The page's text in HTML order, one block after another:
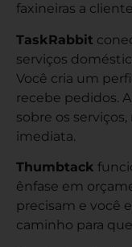
faxineiras a
TaskRabbit
serviços
Você cria um
recebe pedidos.
sobre os
imediata.
Thumbtack
ênfase em
precisam e você
caminho para